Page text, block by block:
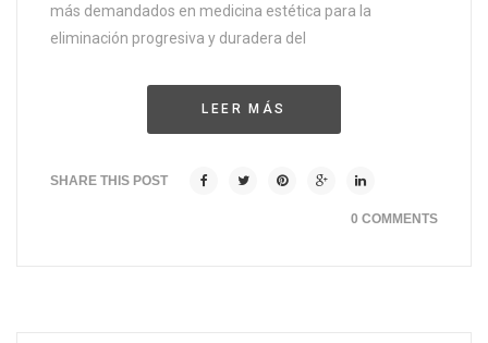
más demandados en medicina estética para la
eliminación progresiva y duradera del
LEER MÁS
SHARE THIS POST
0 COMMENTS